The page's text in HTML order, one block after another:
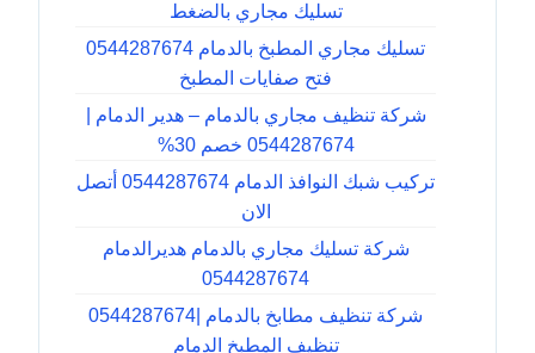
تسليك مجاري بالضغط
تسليك مجاري المطبخ بالدمام 0544287674
فتح صفايات المطبخ
شركة تنظيف مجاري بالدمام – هدير الدمام |
0544287674 خصم 30%
تركيب شبك النوافذ الدمام 0544287674 أتصل
الان
شركة تسليك مجاري بالدمام هديرالدمام
0544287674
شركة تنظيف مطابخ بالدمام |0544287674
تنظيف المطبخ الدمام